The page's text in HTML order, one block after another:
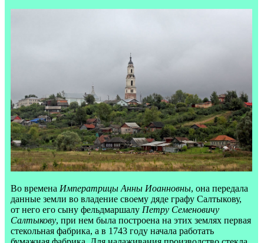
Во времена Императрицы Анны Иоанновны, она передала
данные земли во владение своему дяде графу Салтыкову,
от него его сыну фельдмаршалу Петру Семеновичу
Салтыкову, при нем была построена на этих землях первая
стекольная фабрика, а в 1743 году начала работать